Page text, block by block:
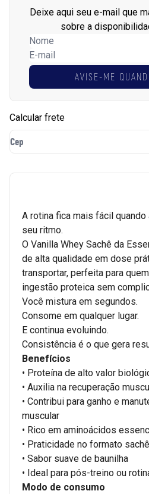
Deixe aqui seu e-mail que
sobre a
AVISE-ME
Calcular frete
A rotina fica mais fácil quando
seu ritmo.
O Vanilla Whey Sachê da
de alta qualidade em dose
transportar, perfeita para
ingestão proteica sem
Você mistura em segundos.
Consome em qualquer lugar.
E continua evoluindo.
Consistência é o que gera
Benefícios
• Proteína de alto valor
• Auxilia na recuperação
• Contribui para ganho e
muscular
• Rico em aminoácidos
• Praticidade no formato sachê
• Sabor suave de baunilha
• Ideal para pós-treino ou
Modo de consumo